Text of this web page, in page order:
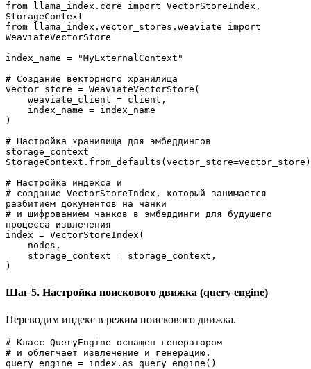
from llama_index.core import VectorStoreIndex,
StorageContext
from llama_index.vector_stores.weaviate import
WeaviateVectorStore
index_name = "MyExternalContext"
# Создание векторного хранилища
vector_store = WeaviateVectorStore(
    weaviate_client = client,
    index_name = index_name
)
# Настройка хранилища для эмбеддингов
storage_context =
StorageContext.from_defaults(vector_store=vector_store)
# Настройка индекса и
# создание VectorStoreIndex, который занимается
разбитием документов на чанки
# и шифрованием чанков в эмбеддинги для будущего
процесса извлечения
index = VectorStoreIndex(
    nodes,
    storage_context = storage_context,
)
Шаг 5. Настройка поискового движка (query engine)
Переводим индекс в режим поискового движка.
# Класс QueryEngine оснащен генератором
# и облегчает извлечение и генерацию.
query_engine = index.as_query_engine()